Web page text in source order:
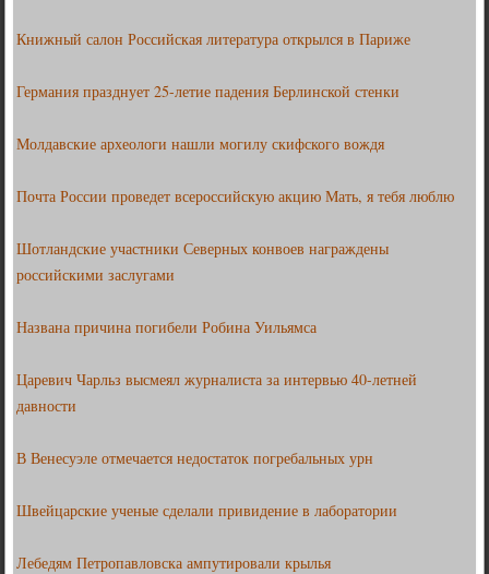
Книжный салон Российская литература открылся в Париже
Германия празднует 25-летие падения Берлинской стенки
Молдавские археологи нашли могилу скифского вождя
Почта России проведет всероссийскую акцию Мать, я тебя люблю
Шотландские участники Северных конвоев награждены
российскими заслугами
Названа причина погибели Робина Уильямса
Царевич Чарльз высмеял журналиста за интервью 40-летней
давности
В Венесуэле отмечается недостаток погребальных урн
Швейцарские ученые сделали привидение в лаборатории
Лебедям Петропавловска ампутировали крылья